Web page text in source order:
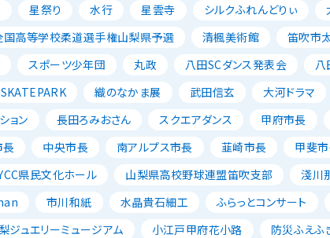
星祭り 水行 星雲寺 シルクふれんどりぃ
国高等学校柔道選手権山梨県予選 清楓美術館
笛吹市
スポーツ少年団 丸政 八田SCダンス発表会 八
織のなかま展 武田信玄 大河ドラマ
ョン 長田ろみおさん スクエアダンス 甲府市長
中央市長 南アルプス市長 韮崎市長 甲斐
県民文化ホール 山梨県高校野球連盟笛吹支部 淺川
市川和紙 水晶貴石細工 ふらっとコンサート
ジュエリーミュージアム 小江戸甲府花小路 防災ふえふ